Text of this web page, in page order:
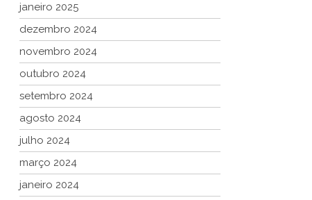
janeiro 2025
dezembro 2024
novembro 2024
outubro 2024
setembro 2024
agosto 2024
julho 2024
março 2024
janeiro 2024